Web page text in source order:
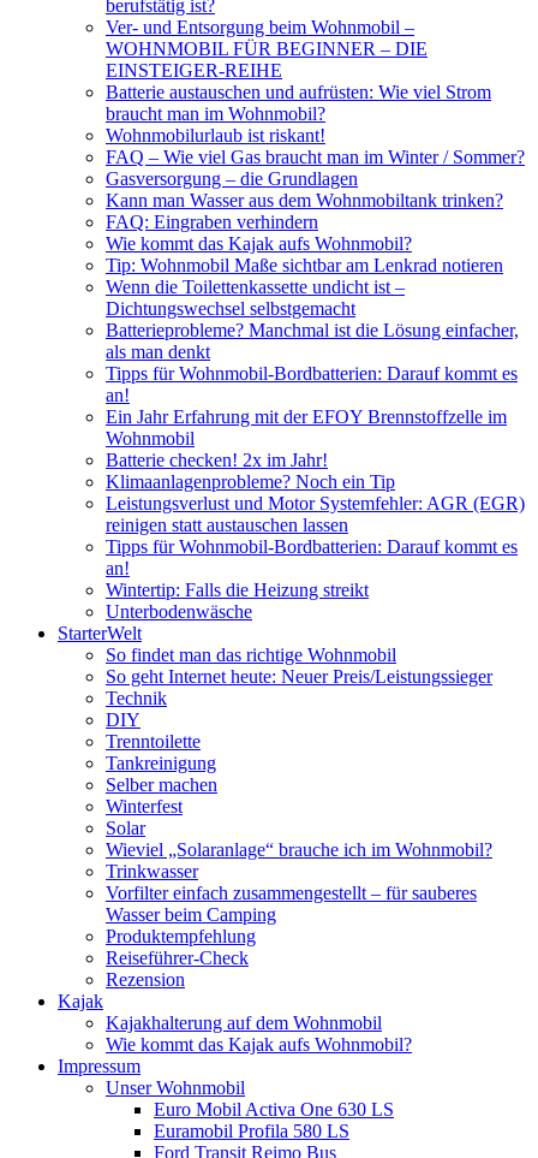
berufstätig ist?
Ver- und Entsorgung beim Wohnmobil –
WOHNMOBIL FÜR BEGINNER – DIE
EINSTEIGER-REIHE
Batterie austauschen und aufrüsten: Wie viel Strom
braucht man im Wohnmobil?
Wohnmobilurlaub ist riskant!
FAQ – Wie viel Gas braucht man im Winter / Sommer?
Gasversorgung – die Grundlagen
Kann man Wasser aus dem Wohnmobiltank trinken?
FAQ: Eingraben verhindern
Wie kommt das Kajak aufs Wohnmobil?
Tip: Wohnmobil Maße sichtbar am Lenkrad notieren
Wenn die Toilettenkassette undicht ist –
Dichtungswechsel selbstgemacht
Batterieprobleme? Manchmal ist die Lösung einfacher,
als man denkt
Tipps für Wohnmobil-Bordbatterien: Darauf kommt es
an!
Ein Jahr Erfahrung mit der EFOY Brennstoffzelle im
Wohnmobil
Batterie checken! 2x im Jahr!
Klimaanlagenprobleme? Noch ein Tip
Leistungsverlust und Motor Systemfehler: AGR (EGR)
reinigen statt austauschen lassen
Tipps für Wohnmobil-Bordbatterien: Darauf kommt es
an!
Wintertip: Falls die Heizung streikt
Unterbodenwäsche
StarterWelt
So findet man das richtige Wohnmobil
So geht Internet heute: Neuer Preis/Leistungssieger
Technik
DIY
Trenntoilette
Tankreinigung
Selber machen
Winterfest
Solar
Wieviel „Solaranlage“ brauche ich im Wohnmobil?
Trinkwasser
Vorfilter einfach zusammengestellt – für sauberes
Wasser beim Camping
Produktempfehlung
Reiseführer-Check
Rezension
Kajak
Kajakhalterung auf dem Wohnmobil
Wie kommt das Kajak aufs Wohnmobil?
Impressum
Unser Wohnmobil
Euro Mobil Activa One 630 LS
Euramobil Profila 580 LS
Ford Transit Reimo Bus